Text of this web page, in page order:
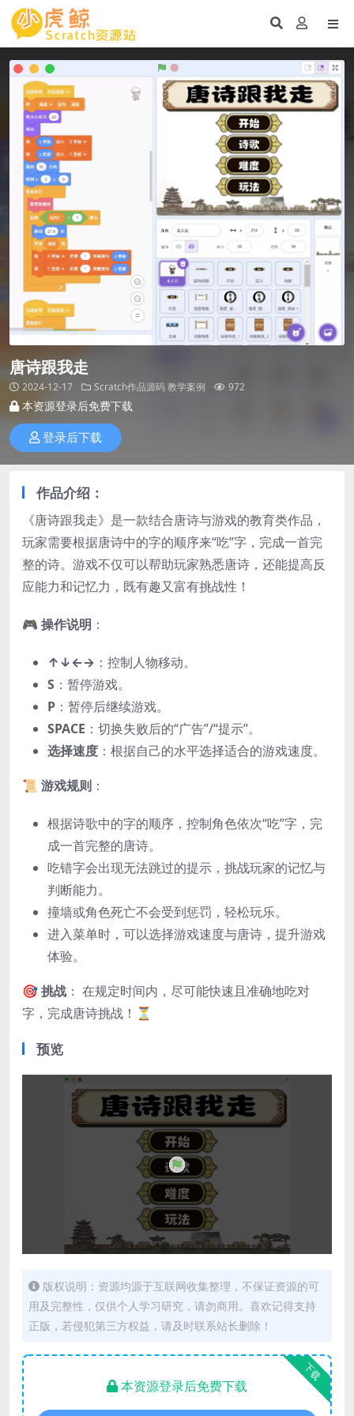
唐诗跟我走
2024-12-17 Scratch作品源码教学案例 972
本资源登录后免费下载
登录后下载
作品介绍：
《唐诗跟我走》是一款结合唐诗与游戏的教育类作品，
玩家需要根据唐诗中的字的顺序来“吃”字，完成一首完
整的诗。游戏不仅可以帮助玩家熟悉唐诗，还能提高反
应能力和记忆力，既有趣又富有挑战性！
🎮 操作说明 ：
↑↓←→ ：控制人物移动。
S ：暂停游戏。
P ：暂停后继续游戏。
SPACE ：切换失败后的“广告”/“提示”。
选择速度 ：根据自己的水平选择适合的游戏速度。
📜 游戏规则 ：
根据诗歌中的字的顺序，控制角色依次“吃”字，完
成一首完整的唐诗。
吃错字会出现无法跳过的提示，挑战玩家的记忆与
判断能力。
撞墙或角色死亡不会受到惩罚，轻松玩乐。
进入菜单时，可以选择游戏速度与唐诗，提升游戏
体验。
🎯挑战 ： 在规定时间内，尽可能快速且准确地吃对
字，完成唐诗挑战！⏳
预览
版权说明：资源均源于互联网收集整理，不保证资源的可
用及完整性，仅供个人学习研究，请勿商用。喜欢记得支持
正版，若侵犯第三方权益，请及时联系站长删除！
下载
本资源登录后免费下载